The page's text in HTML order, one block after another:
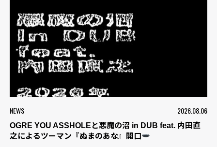
NEWS 2026.08.06
OGRE YOU ASSHOLEと悪魔の沼 in DUB feat. 内田直
之によるツーマン『ぬまのあな』開口